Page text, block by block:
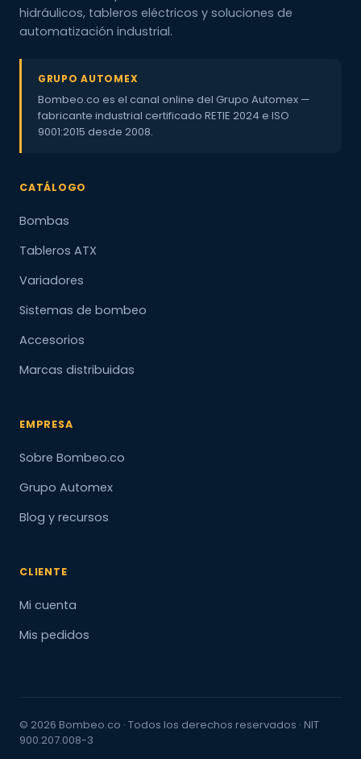
hidráulicos, tableros eléctricos y soluciones de
automatización industrial.
GRUPO AUTOMEX
Bombeo.co es el canal online del Grupo Automex —
fabricante industrial certificado RETIE 2024 e ISO
9001:2015 desde 2008.
CATÁLOGO
Bombas
Tableros ATX
Variadores
Sistemas de bombeo
Accesorios
Marcas distribuidas
EMPRESA
Sobre Bombeo.co
Grupo Automex
Blog y recursos
CLIENTE
Mi cuenta
Mis pedidos
© 2026 Bombeo.co · Todos los derechos reservados · NIT
900.207.008-3